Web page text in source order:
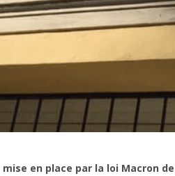
en place par la loi Macron